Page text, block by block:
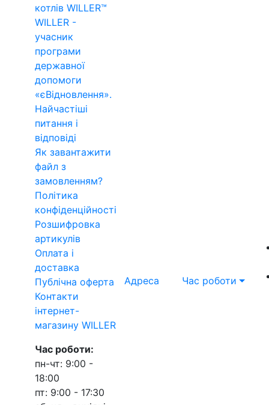
котлів WILLER™
WILLER -
учасник
програми
державної
допомоги
«єВідновлення».
Найчастіші
питання і
відповіді
Як завантажити
файл з
замовленням?
Політика
конфіденційності
Розшифровка
артикулів
Оплата і
доставка
Публічна оферта
Контакти
інтернет-
магазину WILLER
Час роботи:
пн-чт: 9:00 -
18:00
пт: 9:00 - 17:30
Адреса Час роботи